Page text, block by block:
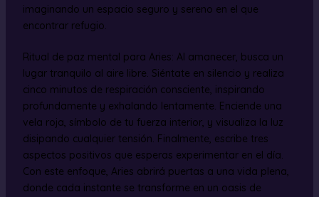
imaginando un espacio seguro y sereno en el que
encontrar refugio.
Ritual de paz mental para Aries: Al amanecer, busca un
lugar tranquilo al aire libre. Siéntate en silencio y realiza
cinco minutos de respiración consciente, inspirando
profundamente y exhalando lentamente. Enciende una
vela roja, símbolo de tu fuerza interior, y visualiza la luz
disipando cualquier tensión. Finalmente, escribe tres
aspectos positivos que esperas experimentar en el día.
Con este enfoque, Aries abrirá puertas a una vida plena,
donde cada instante se transforme en un oasis de